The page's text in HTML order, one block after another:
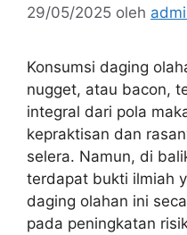
29/05/2025 oleh
Konsumsi daging
nugget, atau bacon,
integral dari pola
kepraktisan dan
selera. Namun, di
terdapat bukti ilmiah
daging olahan ini
pada peningkatan